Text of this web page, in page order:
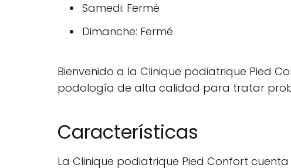
Samedi: Fermé
Dimanche: Fermé
Bienvenido a la Clinique podiatrique Pied
podología de alta calidad para tratar
Características
La Clinique podiatrique Pied Confort